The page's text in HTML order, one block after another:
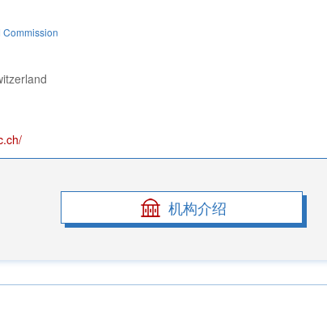
机构介绍